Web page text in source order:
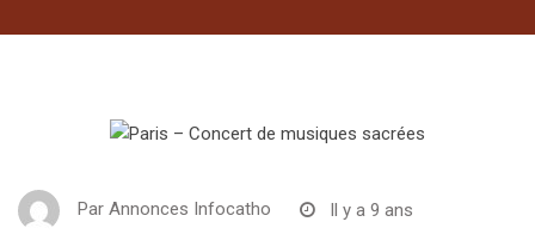
Par Annonces Infocatho Il y a 9 ans